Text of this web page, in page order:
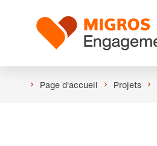
navigation
Logo
Page d'accueil Projets